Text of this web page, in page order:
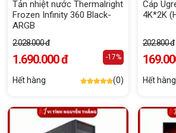
Tản nhiệt nước Thermalright
Frozen Infinity 360 Black-
ARGB
2.028.000 đ
1.690.000 đ -17%
Hết hàng (0)
Cáp
4K*2K
202.800 đ
Hết hàng